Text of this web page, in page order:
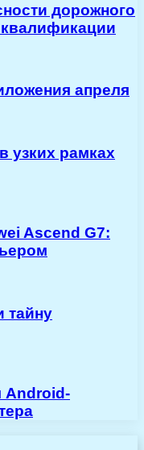
дорожного
апреля
узких рамках
Ascend G7:
тайну
Android-